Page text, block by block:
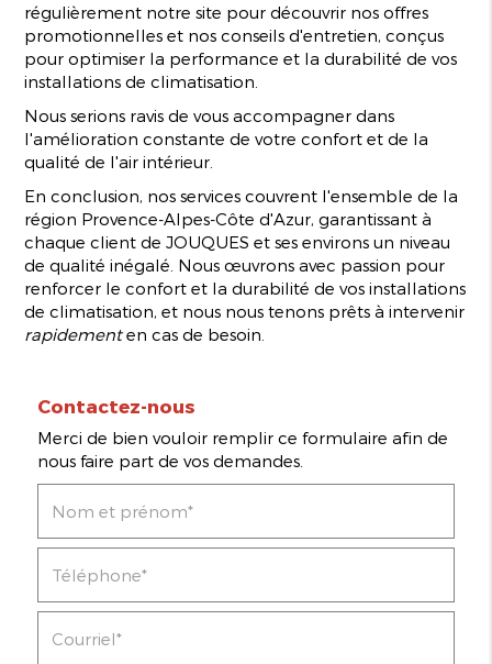
régulièrement notre site pour découvrir nos offres
promotionnelles et nos conseils d'entretien, conçus
pour optimiser la performance et la durabilité de vos
installations de climatisation.
Nous serions ravis de vous accompagner dans
l'amélioration constante de votre confort et de la
qualité de l'air intérieur.
En conclusion, nos services couvrent l'ensemble de la
région Provence-Alpes-Côte d'Azur, garantissant à
chaque client de JOUQUES et ses environs un niveau
de qualité inégalé. Nous œuvrons avec passion pour
renforcer le confort et la durabilité de vos installations
de climatisation, et nous nous tenons prêts à intervenir
rapidementen cas de besoin.
Contactez-nous
Merci de bien vouloir remplir ce formulaire afin de
nous faire part de vos demandes.